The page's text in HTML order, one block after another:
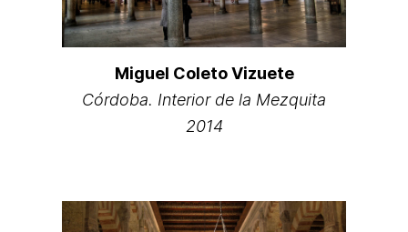
Miguel Coleto Vizuete
Córdoba. Interior de la Mezquita
2014